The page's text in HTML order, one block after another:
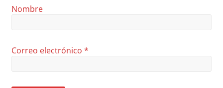
Nombre
Correo electrónico*